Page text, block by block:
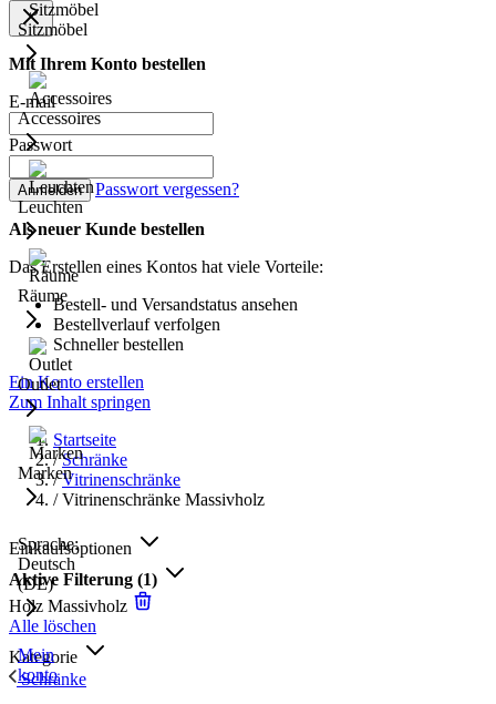
Sitzmöbel
Accessoires
Leuchten
Räume
Outlet
Marken
Sprache:
Deutsch
(DE)
Mein
konto
Mit Ihrem Konto bestellen
E-mail
Passwort
Anmelden Passwort vergessen?
Als neuer Kunde bestellen
Das Erstellen eines Kontos hat viele Vorteile:
Bestell- und Versandstatus ansehen
Bestellverlauf verfolgen
Schneller bestellen
Ein Konto erstellen
Zum Inhalt springen
Startseite
/ Schränke
/ Vitrinenschränke
/ Vitrinenschränke Massivholz
Einkaufsoptionen
Aktive Filterung (1)
Holz Massivholz
Alle löschen
Kategorie
Schränke